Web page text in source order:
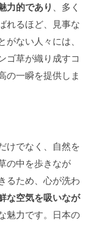
力的であり
、多く
れるほど、見事な
ない人々には、
ゴ草が織り成すコ
の一瞬を提供しま
けでなく、自然を
の中を歩きなが
るため、心が洗わ
な空気を吸いなが
魅力です。日本の